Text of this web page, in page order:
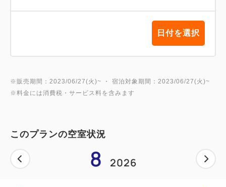
日付を選択
※販売期間：2023/06/27(火)~ ・ 宿泊対象期間：2023/06/27(火)~
※料金には消費税・サービス料を含みます
このプランの空室状況
8 2026